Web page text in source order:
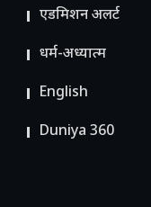
ए​डमिशन अलर्ट
धर्म-अध्यात्म
English
Duniya 360